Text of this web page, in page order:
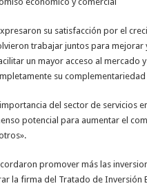
su satisfacción por el
trabajar juntos para
un mayor acceso al mercado
su complementariedad
del sector de servicios
potencial para aumentar el
promover más las
la firma del Tratado de Inversión